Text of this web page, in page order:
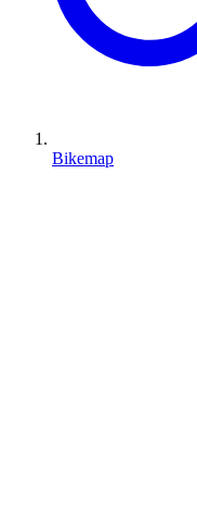
Bikemap